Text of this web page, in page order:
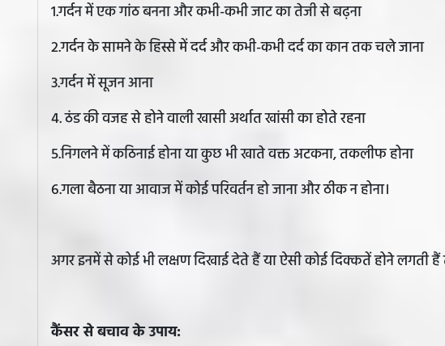
1.गर्दन में एक गांठ बनना और कभी-कभी जाट का तेजी से बढ़ना
2.गर्दन के सामने के हिस्से में दर्द और कभी-कभी दर्द का कान तक चले जाना
3.गर्दन में सूजन आना
4. ठंड की वजह से होने वाली खासी अर्थात खांसी का होते रहना
5.निगलने में कठिनाई होना या कुछ भी खाते वक्त अटकना, तकलीफ होना
6.गला बैठना या आवाज में कोई परिवर्तन हो जाना और ठीक न होना।
अगर इनमें से कोई भी लक्षण दिखाई देते हैं या ऐसी कोई दिक्कतें होने लगती हैं
कैंसर से बचाव के उपाय: